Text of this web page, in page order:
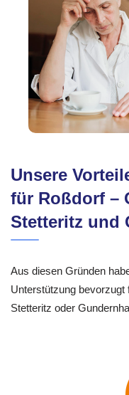
Unsere
für Roßdorf –
Stetteritz und
Aus diesen Gründen
Unterstützung
Stetteritz oder